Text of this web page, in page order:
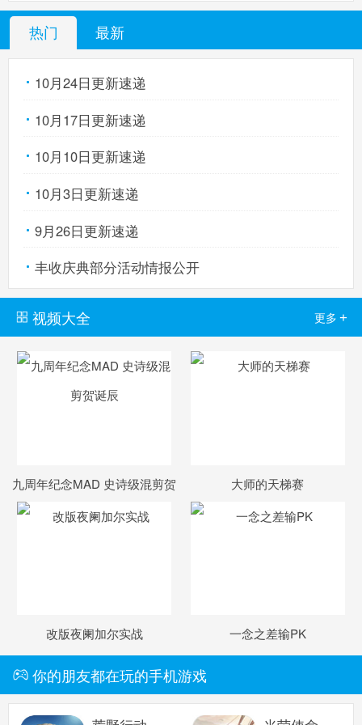
热门 最新
10月24日更新速递
10月17日更新速递
10月10日更新速递
10月3日更新速递
9月26日更新速递
丰收庆典部分活动情报公开
视频大全 更多 +
九周年纪念MAD 史诗级混剪贺
诞辰
大师的天梯赛
改版夜阑加尔实战 一念之差输PK
你的朋友都在玩的手机游戏